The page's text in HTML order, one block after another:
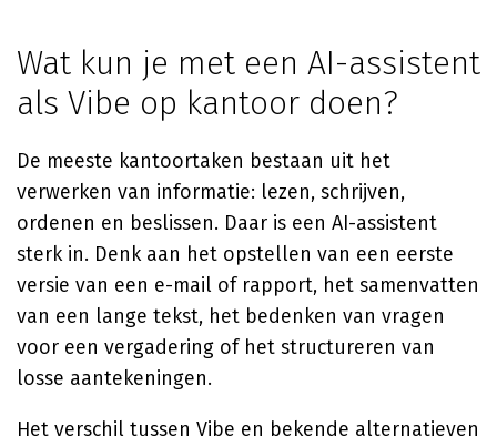
Wat kun je met een AI-assistent
als Vibe op kantoor doen?
De meeste kantoortaken bestaan uit het
verwerken van informatie: lezen, schrijven,
ordenen en beslissen. Daar is een AI-assistent
sterk in. Denk aan het opstellen van een eerste
versie van een e-mail of rapport, het samenvatten
van een lange tekst, het bedenken van vragen
voor een vergadering of het structureren van
losse aantekeningen.
Het verschil tussen Vibe en bekende alternatieven